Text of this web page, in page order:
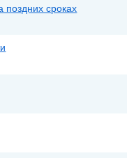
поздних сроках